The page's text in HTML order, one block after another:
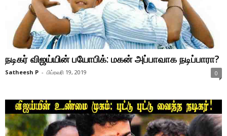
நடிகர் விஜய்யின் பயோபிக்: மகன் அப்பாவாக நடிப்பாரா?
Satheesh P - பிப்ரவரி 19, 2019 0